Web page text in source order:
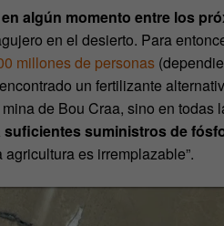
en algún momento entre los
en el desierto. Para
millones de personas
un fertilizante
de Bou Craa, sino en todas
suficientes suministros de
es irremplazable”.